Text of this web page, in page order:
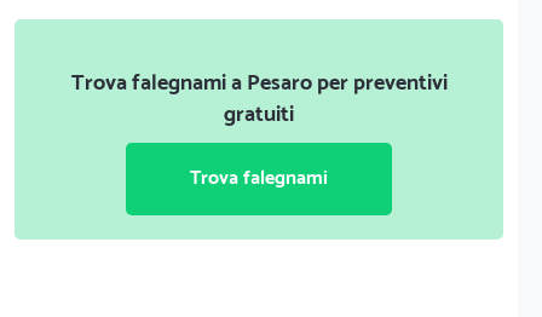
Trova falegnami a Pesaro per preventivi
gratuiti
Trova falegnami